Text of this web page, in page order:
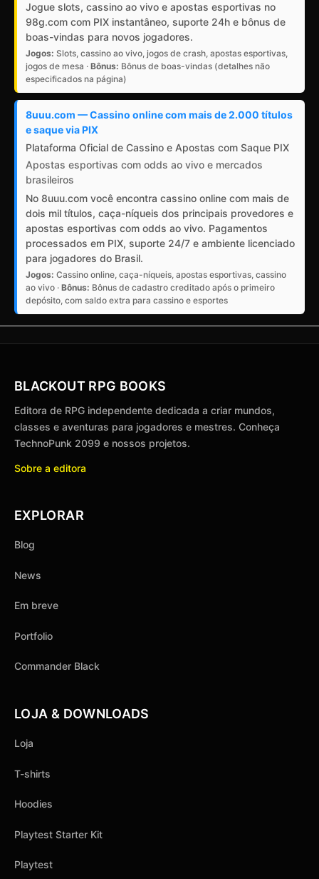
Jogue slots, cassino ao vivo e apostas esportivas no
98g.com com PIX instantâneo, suporte 24h e bônus de
boas-vindas para novos jogadores.
Jogos: Slots, cassino ao vivo, jogos de crash, apostas esportivas,
jogos de mesa · Bônus: Bônus de boas-vindas (detalhes não
especificados na página)
8uuu.com — Cassino online com mais de 2.000 títulos
e saque via PIX
Plataforma Oficial de Cassino e Apostas com Saque PIX
Apostas esportivas com odds ao vivo e mercados
brasileiros
No 8uuu.com você encontra cassino online com mais de
dois mil títulos, caça-níqueis dos principais provedores e
apostas esportivas com odds ao vivo. Pagamentos
processados em PIX, suporte 24/7 e ambiente licenciado
para jogadores do Brasil.
Jogos: Cassino online, caça-níqueis, apostas esportivas, cassino
ao vivo · Bônus: Bônus de cadastro creditado após o primeiro
depósito, com saldo extra para cassino e esportes
BLACKOUT RPG BOOKS
Editora de RPG independente dedicada a criar mundos,
classes e aventuras para jogadores e mestres. Conheça
TechnoPunk 2099 e nossos projetos.
Sobre a editora
EXPLORAR
Blog
News
Em breve
Portfolio
Commander Black
LOJA & DOWNLOADS
Loja
T-shirts
Hoodies
Playtest Starter Kit
Playtest